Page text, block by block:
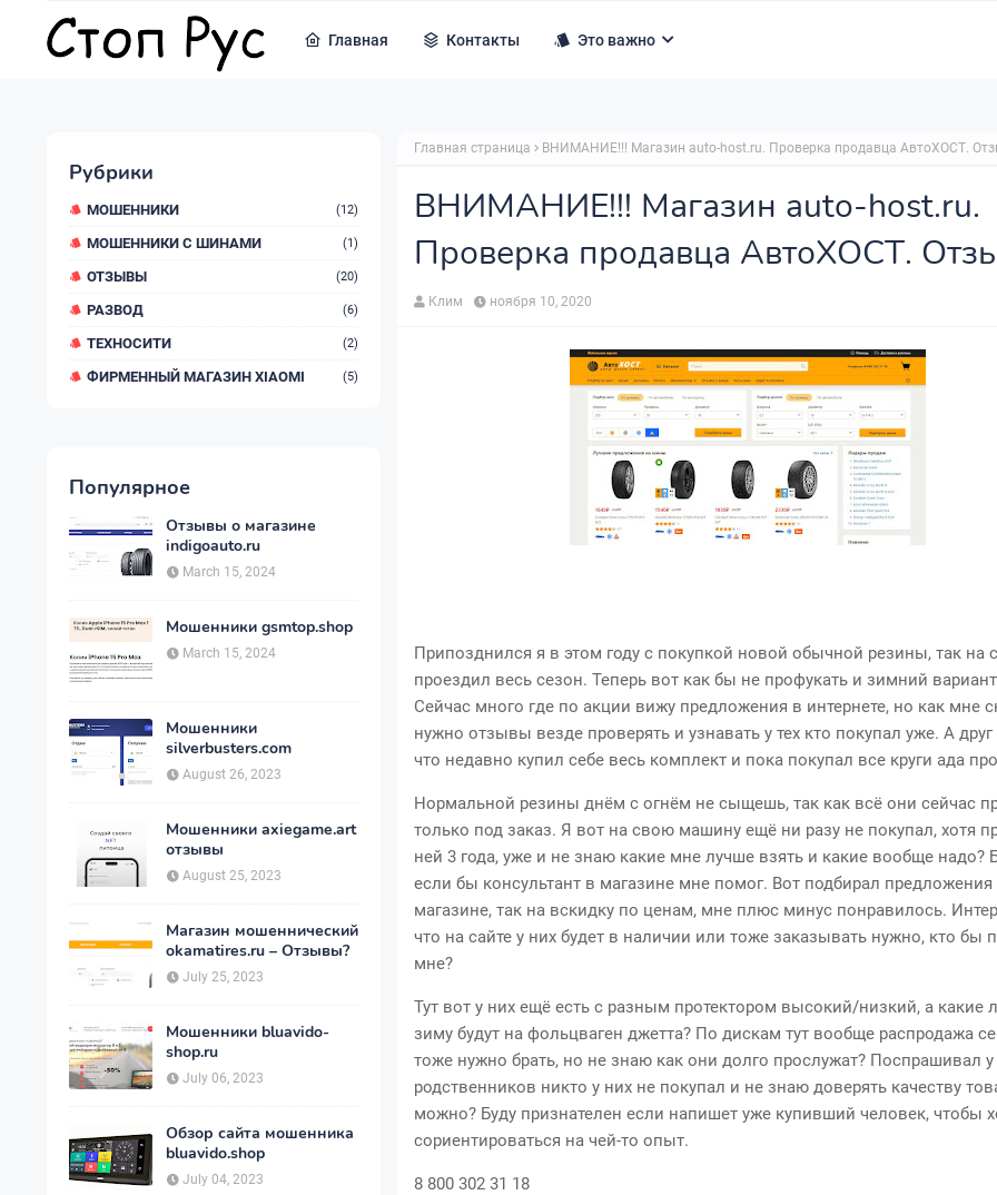
Главная Контакты Это важно
Рубрики
МОШЕННИКИ (12)
МОШЕННИКИ С ШИНАМИ (1)
ОТЗЫВЫ (20)
РАЗВОД (6)
ТЕХНОСИТИ (2)
ФИРМЕННЫЙ МАГАЗИН XIAOMI (5)
Популярное
Отзывы о магазине
indigoauto.ru
March 15, 2024
Мошенники gsmtop.shop
March 15, 2024
Мошенники
silverbusters.com
August 26, 2023
Мошенники axiegame.art
отзывы
August 25, 2023
Магазин мошеннический
okamatires.ru – Отзывы?
July 25, 2023
Мошенники bluavido-
shop.ru
July 06, 2023
Обзор сайта мошенника
bluavido.shop
July 04, 2023
Главная страница ВНИМАНИЕ!!! Магазин auto-host.ru. Проверка продавца АвтоХОСТ.
ВНИМАНИЕ!!! Магазин auto-host.ru.
Проверка продавца АвтоХОСТ.
Клим ноября 10, 2020
Припозднился я в этом году с покупкой новой обычной резины, так на
проездил весь сезон. Теперь вот как бы не профукать и зимний
Сейчас много где по акции вижу предложения в интернете, но как мне
нужно отзывы везде проверять и узнавать у тех кто покупал уже. А друг
что недавно купил себе весь комплект и пока покупал все круги ада
Нормальной резины днём с огнём не сыщешь, так как всё они сейчас
только под заказ. Я вот на свою машину ещё ни разу не покупал, хотя
ней 3 года, уже и не знаю какие мне лучше взять и какие вообще надо?
если бы консультант в магазине мне помог. Вот подбирал
магазине, так на вскидку по ценам, мне плюс минус понравилось.
что на сайте у них будет в наличии или тоже заказывать нужно, кто бы
мне?
Тут вот у них ещё есть с разным протектором высокий/низкий, а какие
зиму будут на фольцваген джетта? По дискам тут вообще распродажа
тоже нужно брать, но не знаю как они долго прослужат? Поспрашивал у
родственников никто у них не покупал и не знаю доверять качеству
можно? Буду признателен если напишет уже купивший человек, чтобы
сориентироваться на чей-то опыт.
8 800 302 31 18